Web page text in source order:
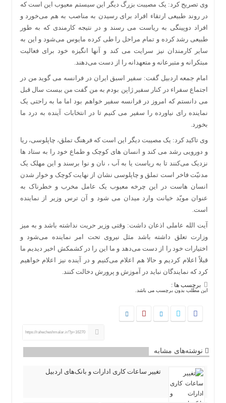
وی تصریح کرد: یک مصیبت بزرگ دیگر این سیستم معیوب این است که
در روند طبیعی ارتقاء افراد برای رسیدن به مناصب به هم می‌خورد و
افراد دوپینگی به ریاست می رسند و در نتیجه کارمندی که به طور
طبیعی رشد کرده و تمام مراحل را طی کرده مایوس می‌شود و این به
سایر کارمندان نیز سرایت می کند و آنها انگیزه خود برای فعالیت
مبتکرانه و متبرعانه و متعهدانه را از دست می‌دهند.
امام جمعه اردبیل گفت: سفیر اسبق ایران در فرانسه می گوید من در
اجتماع سفراء در کنار سفیر ژاپن بودم به من گفت من بیست سال قبل
می دانستم که امروز در فرانسه سفیر خواهم بود اما ما به راحتی یک
نماینده رای نیاورده را سفیر می کنیم تا در انتخابات آینده به درد ما
بخورد.
وی تاکید کرد: یک مصیبت دیگر این است که فرهنگ تملق، چاپلوسی، ریا
و دورویی رشد می کند و انسان های کوچک و طماع خود را به ستاد ها
نزدیک می‌کنند تا به ریاست یا به آب ، نان و نوا برسند و این مهلک یک
مدنیّت فاخر است تملق و چاپلوسی نشان از نهایت کوچک و خوار شدن
انسان هاست در این چرخه معیوب یک عامل مخرب و خطرناک به
عنوان مویّد خیانت وارد میدان می شود و آن ترس وزیر از نماینده
است.
آیت الله عاملی اذعان داشت: وقتی وزیر حریت نداشته باشد و به میز
وزارت تعلق داشته باشد مثل نیروی تحت امر نماینده می‌شود و
اختیارات خود را از دست می‌دهد و ما این را در کشمکش اخیر دیدیم ما
قبلاً اعلام کردیم و حالا هم اعلام می‌کنیم و در آینده نیز اعلام خواهیم
کرد که نمایندگان نباید در آموزش و پرورش دخالت کنند.
برچسب ها :
این مطلب بدون برچسب می باشد.
https://rahecheshmalar.ir/?p=16270
نوشته‌های مشابه
تغییر ساعات کاری ادارات و بانک‌های اردبیل